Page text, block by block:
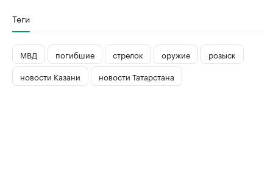
Теги
МВД погибшие стрелок оружие
розыск
новости Казани
новости Татарстана